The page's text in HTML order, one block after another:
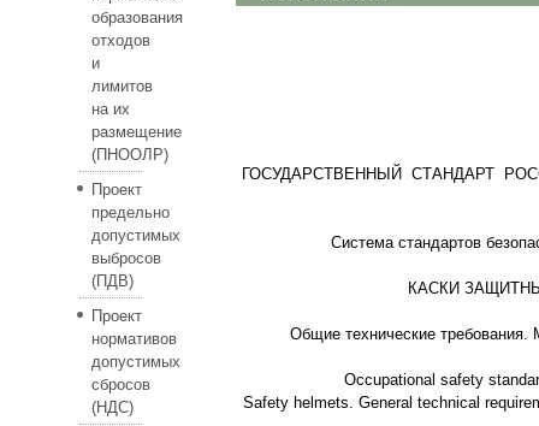
образования
отходов
и
лимитов
на их
размещение
(ПНООЛР)
Проект
предельно
допустимых
выбросов
(ПДВ)
Проект
нормативов
допустимых
сбросов
(НДС)
ГОСУДАРСТВЕННЫЙ СТАНДАРТ
Система стандартов
КАСКИ
Общие технические требования.
Occupational safety
Safety helmets. General technical